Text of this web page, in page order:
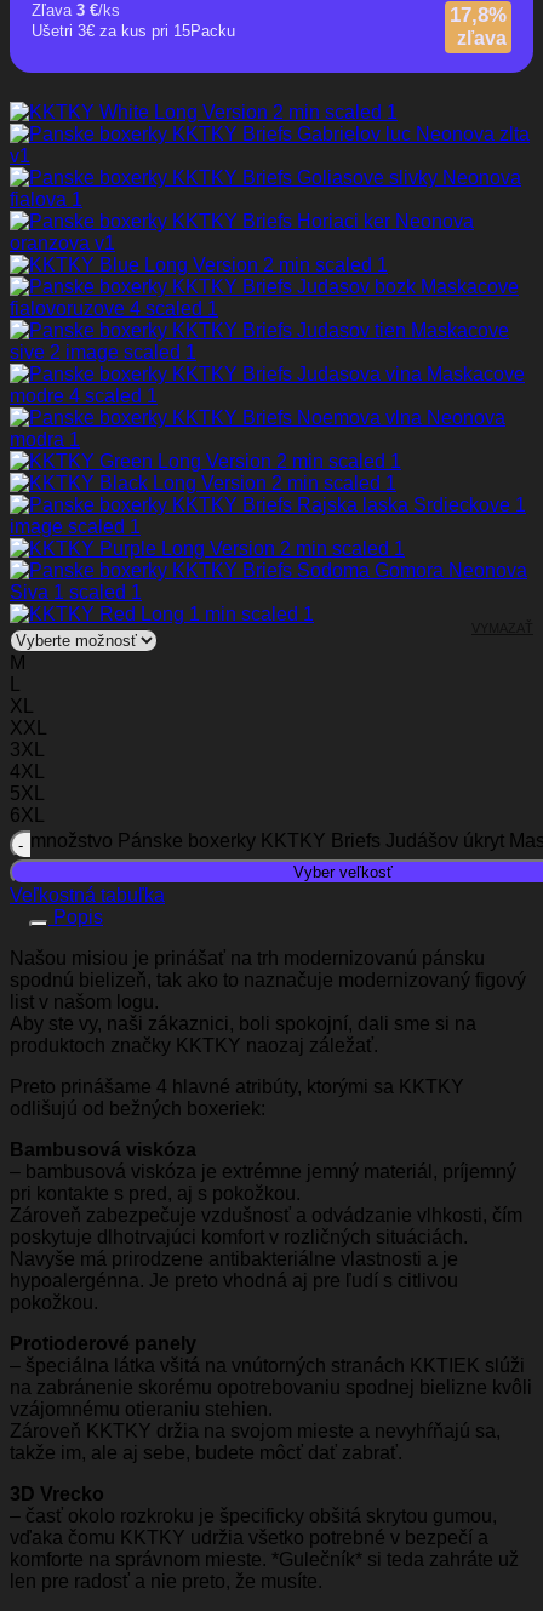
Zľava 3 €/ks
Ušetri 3€ za kus pri 15Packu
17,8%
zľava
M
XL
XXL
3XL
4XL
5XL
6XL
množstvo Pánske boxerky KKTKY Briefs Judášov úkryt
Vyber veľkosť
Veľkostná tabuľka
Popis
Našou misiou je prinášať na trh modernizovanú pánsku
spodnú bielizeň, tak ako to naznačuje modernizovaný figový
list v našom logu.
Aby ste vy, naši zákaznici, boli spokojní, dali sme si na
produktoch značky KKTKY naozaj záležať.
Preto prinášame 4 hlavné atribúty, ktorými sa KKTKY
odlišujú od bežných boxeriek:
Bambusová viskóza
– bambusová viskóza je extrémne jemný materiál, príjemný
pri kontakte s pred, aj s pokožkou.
Zároveň zabezpečuje vzdušnosť a odvádzanie vlhkosti, čím
poskytuje dlhotrvajúci komfort v rozličných situáciách.
Navyše má prirodzene antibakteriálne vlastnosti a je
hypoalergénna. Je preto vhodná aj pre ľudí s citlivou
pokožkou.
Protioderové panely
– špeciálna látka všitá na vnútorných stranách KKTIEK slúži
na zabránenie skorému opotrebovaniu spodnej bielizne kvôli
vzájomnému otieraniu stehien.
Zároveň KKTKY držia na svojom mieste a nevyhŕňajú sa,
takže im, ale aj sebe, budete môcť dať zabrať.
3D Vrecko
– časť okolo rozkroku je špecificky obšitá skrytou gumou,
vďaka čomu KKTKY udržia všetko potrebné v bezpečí a
komforte na správnom mieste. *Gulečník* si teda zahráte už
len pre radosť a nie preto, že musíte.